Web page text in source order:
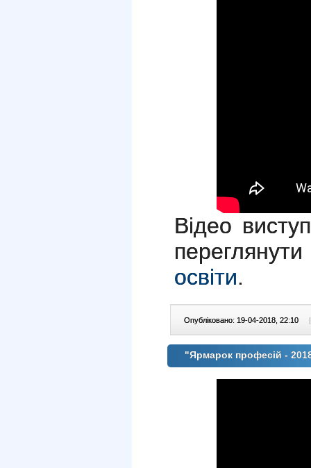
Відео
освіти.
Опубліковано: 19-04-2018, 22:10 |
"Ярмарок професій -